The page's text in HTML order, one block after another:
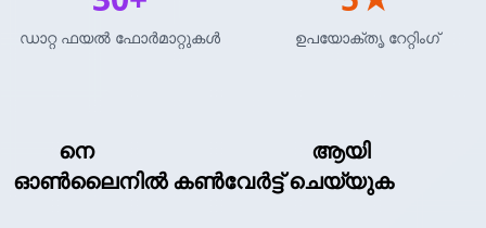
നെ
ആയി
ഓൺലൈനിൽ കൺവേർട്ട് ചെയ്യുക
ഡാറ്റ ഫയൽ ഫോർമാറ്റുകൾ ഉപയോക്തൃ റേറ്റിംഗ്